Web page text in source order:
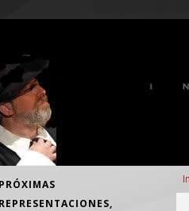
Independiente Alcalaíno
PRÓXIMAS
REPRESENTACIONES,